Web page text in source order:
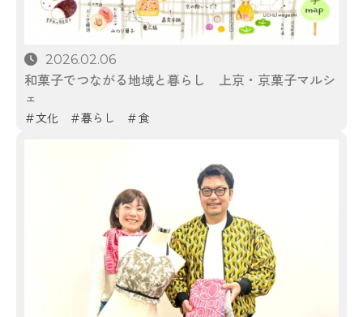
2026.02.06
和菓子でつながる地域と暮らし 上京・京菓子マルシ
ェ
文化 暮らし 食